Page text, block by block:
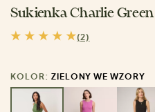
Sukienka Charlie Green
(2)
KOLOR: ZIELONY WE WZORY